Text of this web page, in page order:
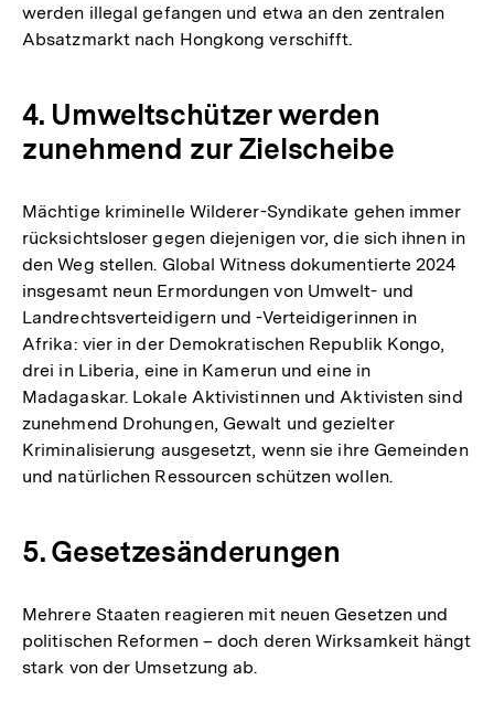
werden illegal gefangen und etwa an den zentralen
Absatzmarkt nach Hongkong verschifft.
4. Umweltschützer werden
zunehmend zur Zielscheibe
Mächtige kriminelle Wilderer-Syndikate gehen immer
rücksichtsloser gegen diejenigen vor, die sich ihnen in
den Weg stellen. Global Witness dokumentierte 2024
insgesamt neun Ermordungen von Umwelt- und
Landrechtsverteidigern und -Verteidigerinnen in
Afrika: vier in der Demokratischen Republik Kongo,
drei in Liberia, eine in Kamerun und eine in
Madagaskar. Lokale Aktivistinnen und Aktivisten sind
zunehmend Drohungen, Gewalt und gezielter
Kriminalisierung ausgesetzt, wenn sie ihre Gemeinden
und natürlichen Ressourcen schützen wollen.
5. Gesetzesänderungen
Mehrere Staaten reagieren mit neuen Gesetzen und
politischen Reformen – doch deren Wirksamkeit hängt
stark von der Umsetzung ab.